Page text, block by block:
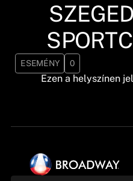
ESEMÉNY 0
Ezen a helyszínen